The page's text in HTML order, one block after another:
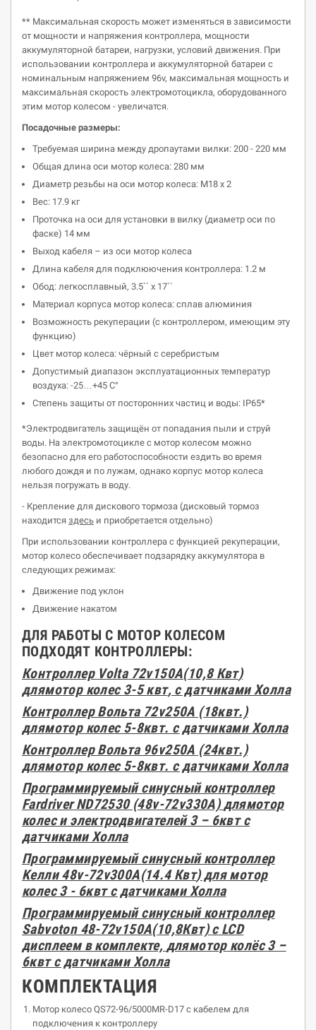
** Максимальная скорость может изменяться в зависимости
от мощности и напряжения контроллера, мощности
аккумуляторной батареи, нагрузки, условий движения. При
использовании контроллера и аккумуляторной батареи с
номинальным напряжением 96v, максимальная мощность и
максимальная скорость электромотоцикла, оборудованного
этим мотор колесом - увеличатся.
Посадочные размеры:
Требуемая ширина между дропаутами вилки: 200 - 220 мм
Общая длина оси мотор колеса: 280 мм
Диаметр резьбы на оси мотор колеса: М18 х 2
Вес: 17.9 кг
Проточка на оси для установки в вилку (диаметр оси по
фаске) 14 мм
Выход кабеля – из оси мотор колеса
Длина кабеля для подклюючения контроллера: 1.2 м
Обод: легкосплавный, 3.5`` х 17``
Материал корпуса мотор колеса: сплав алюминия
Возможность рекуперации (с контроллером, имеющим эту
функцию)
Цвет мотор колеса: чёрный с серебристым
Допустимый диапазон эксплуатационных температур
воздуха: -25…+45 С°
Cтепень защиты от посторонних частиц и воды: IP65*
*Электродвигатель защищён от попадания пыли и струй
воды. На электромотоцикле с мотор колесом можно
безопасно для его работоспособности ездить во время
любого дождя и по лужам, однако корпус мотор колеса
нельзя погружать в воду.
- Крепление для дискового тормоза (дисковый тормоз
находится здесь и приобретается отдельно)
При использовании контроллера с функцией рекуперации,
мотор колесо обеспечивает подзарядку аккумулятора в
следующих режимах:
Движение под уклон
Движение накатом
ДЛЯ РАБОТЫ С МОТОР КОЛЕСОМ
ПОДХОДЯТ КОНТРОЛЛЕРЫ:
Контроллер Volta72v150А(10,8Квт)
длямоторколес 3-5квт, с датчиками Холла
Контроллер Вольта 72v250А (18квт.)
длямоторколес 5-8квт. с датчиками Холла
Контроллер Вольта 96v250А (24квт.)
длямоторколес 5-8квт. с датчиками Холла
Программируемый синусный контроллер
FardriverND72530 (48v-72v330A)длямотор
колес и электродвигателей 3 – 6квт с
датчиками Холла
Программируемый синусный контроллер
Keлли48v-72v300A(14.4Квт) для мотор
колес 3 - 6квт с датчиками Холла
Программируемый синусный контроллер
Sabvoton48-72v150A(10,8Квт)cLCD
дисплеем в комплекте, длямоторколёс 3 –
6квт с датчиками Холла
КOМПЛЕКТАЦИЯ
Мотор колесо QS72-96/5000MR-D17 с кабелем для
подключения к контроллеру